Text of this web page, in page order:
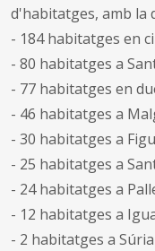
d'habitatges, amb la
- 184 habitatges en
- 80 habitatges a
- 77 habitatges en
- 46 habitatges a
- 30 habitatges a
- 25 habitatges a
- 24 habitatges a
- 12 habitatges a
- 2 habitatges a Súria